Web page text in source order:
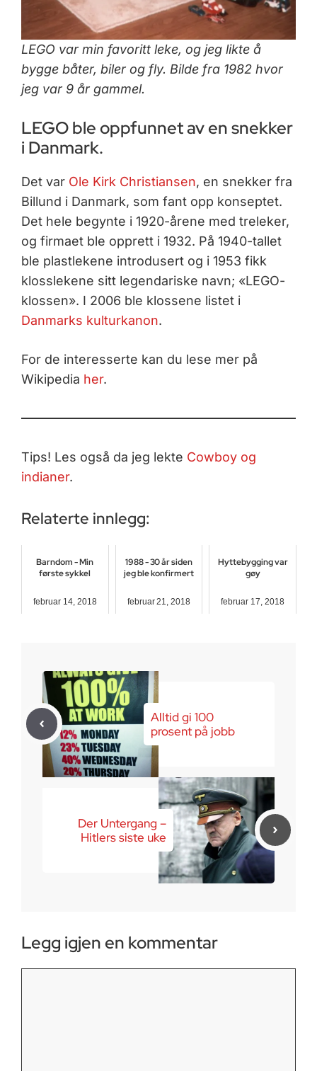
LEGO var min favoritt leke, og jeg likte å
bygge båter, biler og fly. Bilde fra 1982 hvor
jeg var 9 år gammel.
LEGO ble oppfunnet av en snekker
i Danmark.
Det var Ole Kirk Christiansen, en snekker fra
Billund i Danmark, som fant opp konseptet.
Det hele begynte i 1920-årene med treleker,
og firmaet ble opprett i 1932. På 1940-tallet
ble plastlekene introdusert og i 1953 fikk
klosslekene sitt legendariske navn; «LEGO-
klossen». I 2006 ble klossene listet i
Danmarks kulturkanon.
For de interesserte kan du lese mer på
Wikipedia her.
Tips! Les også da jeg lekte Cowboy og
indianer.
Relaterte innlegg:
Barndom - Min
første sykkel
februar 14, 2018
1988 - 30 år siden
jeg ble konfirmert
februar 21, 2018
Hyttebygging var
gøy
februar 17, 2018
Alltid gi 100
prosent på jobb
Der Untergang –
Hitlers siste uke
Legg igjen en kommentar